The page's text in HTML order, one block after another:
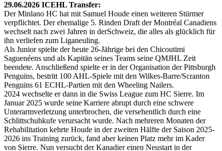
29.06.2026 ICEHL Transfer:
Der Minlano HC hat mit Samuel Houde einen weiteren Stürmer
verpflichtet. Der ehemalige 5. Rinden Draft der Montréal Canadiens
wechselt nach zwei Jahren in derSchweiz, die alles als glücklich für
ihn verliefen zum Liganeuling.
Als Junior spielte der heute 26-Jährige bei den Chicoutimi
Saguenéens und als Kapitän seines Teams seine QMJHL Zeit
beendete. Anschließend spielte er in der Organisation der Pittsburgh
Penguins, bestritt 100 AHL-Spiele mit den Wilkes-Barre/Scranton
Penguins 61 ECHL-Partien mit den Wheeling Nailers.
2024 wechselte er dann in die Swiss League zum HC Sierre. Im
Januar 2025 wurde seine Karriere abrupt durch eine schwere
Unterarmverletzung unterbrochen, die versehentlich durch eine
Schlittschuhkufe verursacht wurde. Nach mehreren Monaten der
Rehabilitation kehrte Houde in der zweiten Hälfte der Saison 2025-
2026 ins Training zurück, fand aber keinen Platz mehr im Kader
von Sierre. Nun versucht der Kanadier einen Neustart in der